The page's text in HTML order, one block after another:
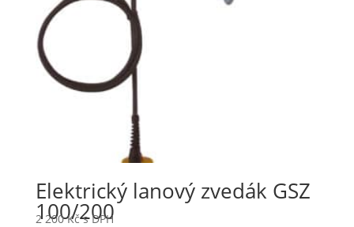
Elektrický lanový zvedák GSZ
100/200
2 200Kč s DPH